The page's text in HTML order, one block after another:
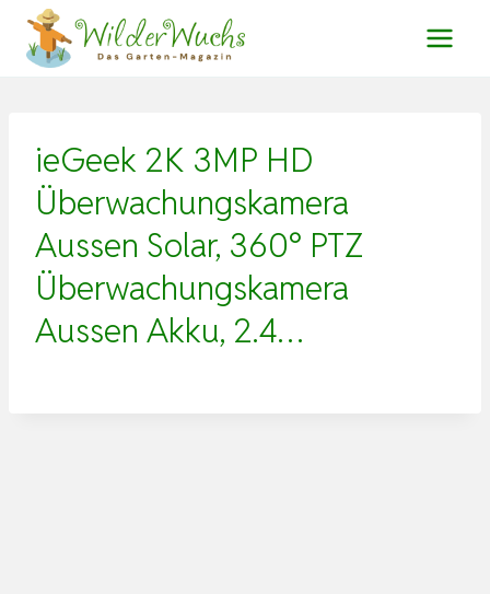
Zum
Inhalt
ieGeek 2K 3MP HD
Überwachungskamera
Aussen Solar, 360° PTZ
Überwachungskamera
Aussen Akku, 2.4…